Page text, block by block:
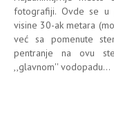
fotografiji. Ovde se u
visine 30-ak metara
već sa pomenute
pentranje na ovu
,,glavnom'' vodopadu...